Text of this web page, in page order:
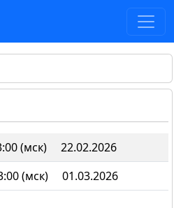
(мск)
22.02.2026
(мск) 01.03.2026